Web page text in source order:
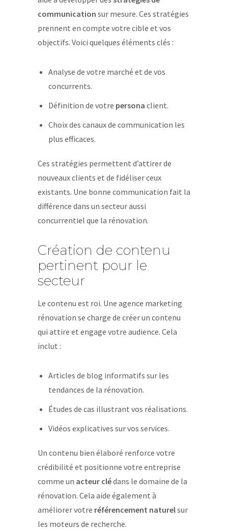
communication sur mesure. Ces stratégies
prennent en compte votre cible et vos
objectifs. Voici quelques éléments clés :
Analyse de votre marché et de vos
concurrents.
Définition de votre persona client.
Choix des canaux de communication les
plus efficaces.
Ces stratégies permettent d’attirer de
nouveaux clients et de fidéliser ceux
existants. Une bonne communication fait la
différence dans un secteur aussi
concurrentiel que la rénovation.
Création de contenu
pertinent pour le
secteur
Le contenu est roi. Une agence marketing
rénovation se charge de créer un contenu
qui attire et engage votre audience. Cela
inclut :
Articles de blog informatifs sur les
tendances de la rénovation.
Études de cas illustrant vos réalisations.
Vidéos explicatives sur vos services.
Un contenu bien élaboré renforce votre
crédibilité et positionne votre entreprise
comme un acteur clédans le domaine de la
rénovation. Cela aide également à
améliorer votre référencement naturelsur
les moteurs de recherche.